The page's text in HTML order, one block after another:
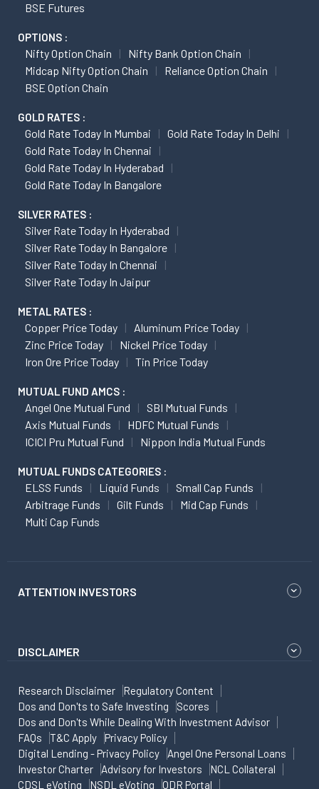
BSE Futures
OPTIONS :
Nifty Option Chain
Nifty Bank Option Chain
Midcap Nifty Option Chain
Reliance Option Chain
BSE Option Chain
GOLD RATES :
Gold Rate Today In Mumbai
Gold Rate Today In Delhi
Gold Rate Today In Chennai
Gold Rate Today In Hyderabad
Gold Rate Today In Bangalore
SILVER RATES :
Silver Rate Today In Hyderabad
Silver Rate Today In Bangalore
Silver Rate Today In Chennai
Silver Rate Today In Jaipur
METAL RATES :
Copper Price Today
Aluminum Price Today
Zinc Price Today
Nickel Price Today
Iron Ore Price Today
Tin Price Today
MUTUAL FUND AMCS :
Angel One Mutual Fund
SBI Mutual Funds
Axis Mutual Funds
HDFC Mutual Funds
ICICI Pru Mutual Fund
Nippon India Mutual Funds
MUTUAL FUNDS CATEGORIES :
ELSS Funds Liquid Funds
Small Cap Funds
Arbitrage Funds
Gilt Funds
Mid Cap Funds
Multi Cap Funds
ATTENTION INVESTORS
DISCLAIMER
Research Disclaimer
Regulatory Content
Dos and Don'ts to Safe Investing
Scores
Dos and Don'ts While Dealing With Investment Advisor
FAQs
T&C Apply
Privacy Policy
Digital Lending - Privacy Policy
Angel One Personal Loans
Investor Charter
Advisory for Investors
NCL Collateral
CDSL eVoting
NSDL eVoting ODR Portal